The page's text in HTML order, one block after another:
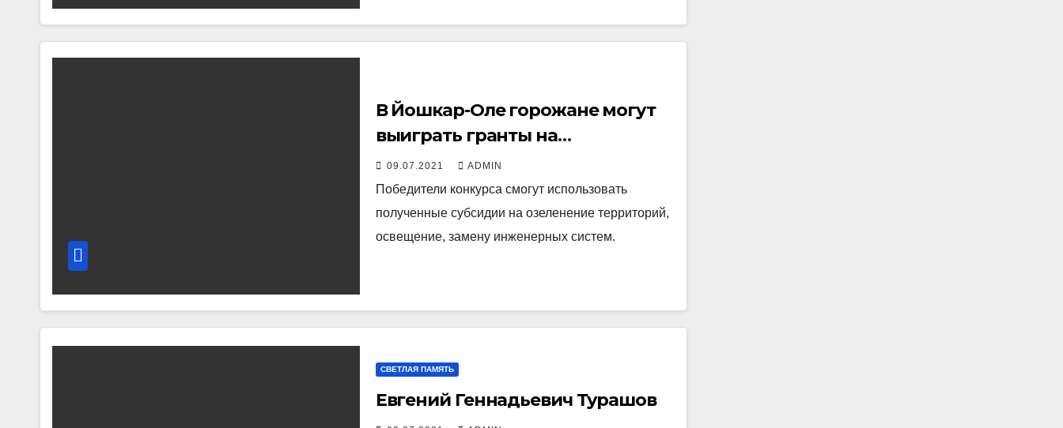
В Йошкар-Оле горожане могут
выиграть гранты на
благоустройство общественных
территорий
09.07.2021 ADMIN
Победители конкурса смогут использовать
полученные субсидии на озеленение территорий,
освещение, замену инженерных систем.
СВЕТЛАЯ ПАМЯТЬ
Евгений Геннадьевич Турашов